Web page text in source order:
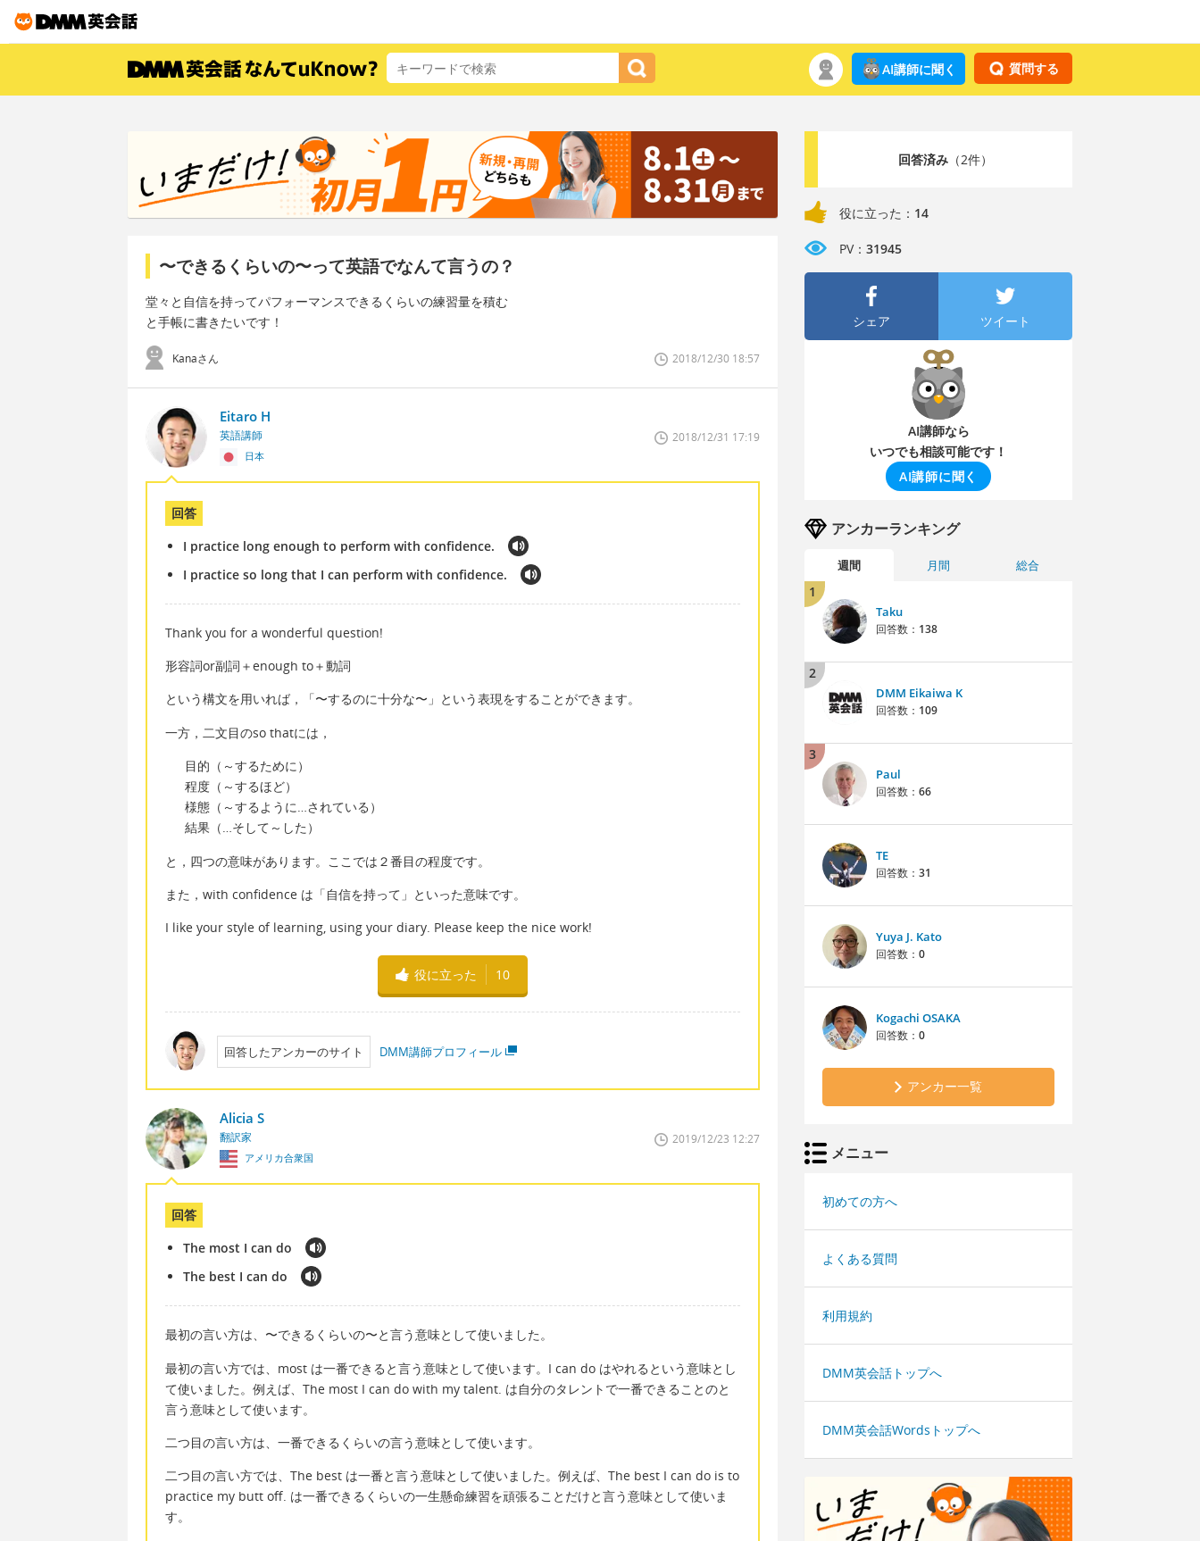
質問する
AI講師に聞く
〜できるくらいの〜って英語でなんて言うの？
堂々と自信を持ってパフォーマンスできるくらいの練習量を積む
と手帳に書きたいです！
Kanaさん 2018/12/30 18:57
Eitaro H
英語講師
日本
2018/12/31 17:19
回答
I practice long enough to perform with confidence.
I practice so long that I can perform with confidence.
Thank you for a wonderful question!
形容詞or副詞＋enough to＋動詞
という構文を用いれば，「〜するのに十分な〜」という表現をすることができます。
一方，二文目のso thatには，
目的（～するために）
程度（～するほど）
様態（～するように…されている）
結果（…そして～した）
と，四つの意味があります。ここでは２番目の程度です。
また，with confidence は「自信を持って」といった意味です。
I like your style of learning, using your diary. Please keep the nice work!
役に立った 10
回答したアンカーのサイト DMM講師プロフィール
Alicia S
翻訳家
アメリカ合衆国
2019/12/23 12:27
回答
The most I can do
The best I can do
最初の言い方は、〜できるくらいの〜と言う意味として使いました。
最初の言い方では、most は一番できると言う意味として使います。I can do はやれるという意味とし
て使いました。例えば、The most I can do with my talent. は自分のタレントで一番できることのと
言う意味として使います。
二つ目の言い方は、一番できるくらいの言う意味として使います。
二つ目の言い方では、The best は一番と言う意味として使いました。例えば、The best I can do is to
practice my butt off. は一番できるくらいの一生懸命練習を頑張ることだけと言う意味として使いま
す。
回答済み（2件）
役に立った： 14
PV： 31945
シェア ツイート
AI講師なら
いつでも相談可能です！
AI講師に聞く
アンカーランキング
週間 月間 総合
1
Taku
回答数： 138
2
DMM Eikaiwa K
回答数： 109
3
Paul
回答数： 66
TE
回答数： 31
Yuya J. Kato
回答数： 0
Kogachi OSAKA
回答数： 0
アンカー一覧
メニュー
初めての方へ
よくある質問
利用規約
DMM英会話トップへ
DMM英会話Wordsトップへ